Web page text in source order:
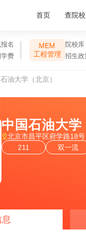
首页 查院校
名
费
MEM
工程管理
院校库
招生政
油大学（北京）
中国石油大学
北京市昌平区府学路18号
211
双一流